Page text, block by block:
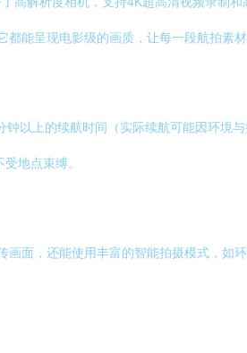
能呈现电影级的画质，让每一段航拍素材
以上的续航时间（实际续航可能因环境
地点束缚。
面，还能使用丰富的智能拍摄模式，